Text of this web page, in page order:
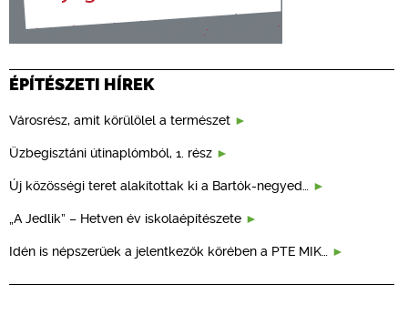
ÉPÍTÉSZETI HÍREK
Városrész, amit körülölel a természet
Üzbegisztáni útinaplómból, 1. rész
Új közösségi teret alakítottak ki a Bartók-negyed…
„A Jedlik” – Hetven év iskolaépítészete
Idén is népszerűek a jelentkezők körében a PTE MIK…